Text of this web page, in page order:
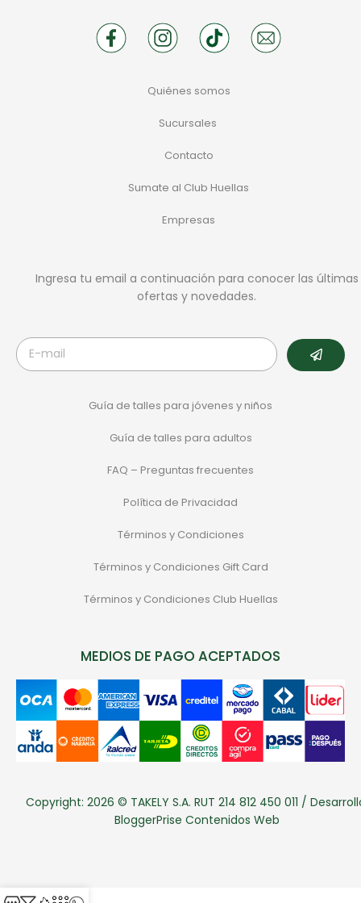
Quiénes somos
Sucursales
Contacto
Sumate al Club Huellas
Empresas
Ingresa tu email a continuación para conocer las últimas
ofertas y novedades.
Guía de talles para jóvenes y niños
Guía de talles para adultos
FAQ – Preguntas frecuentes
Política de Privacidad
Términos y Condiciones
Términos y Condiciones Gift Card
Términos y Condiciones Club Huellas
MEDIOS DE PAGO ACEPTADOS
Copyright: 2026 © TAKELY S.A. RUT 214 812 450 011 /
BloggerPrise Contenidos Web